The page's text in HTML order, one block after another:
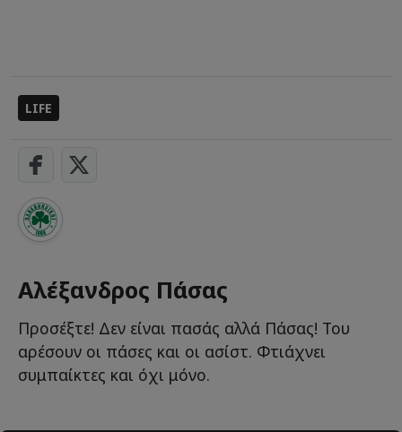
LIFE
Αλέξανδρος Πάσας
Προσέξτε! Δεν είναι πασάς αλλά Πάσας! Του
αρέσουν οι πάσες και οι ασίστ. Φτιάχνει
συμπαίκτες και όχι μόνο.